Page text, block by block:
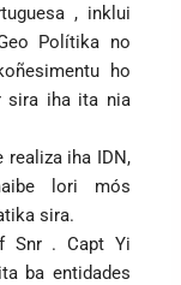
, inklui
Polítika no
ho
sira iha ita nia
realiza iha IDN,
lori mós
sira.
Snr . Capt Yi
ba entidades